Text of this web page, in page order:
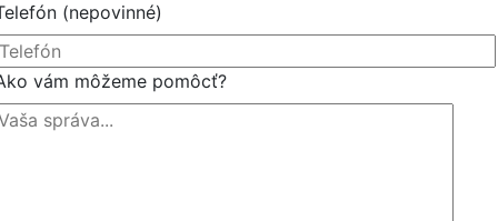
(nepovinné)
vám môžeme pomôcť?